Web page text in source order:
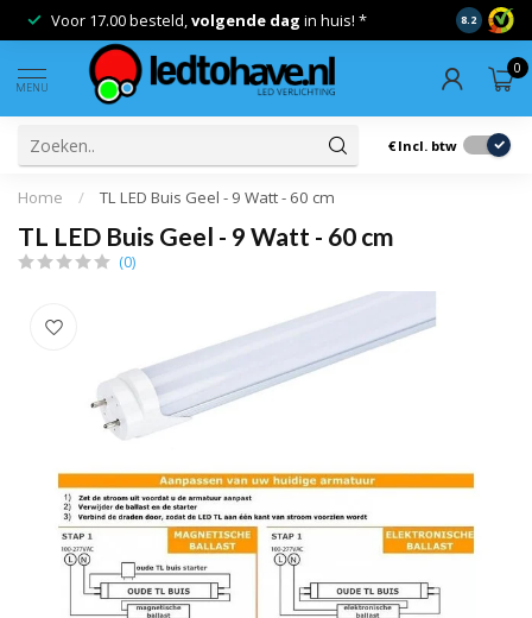
Voor 17.00 besteld,volgende dag in huis! * Gratis
8.2
MENU
0
€ Incl. btw
Home / TL LED Buis Geel - 9 Watt - 60 cm
TL LED Buis Geel - 9 Watt - 60 cm
(0)